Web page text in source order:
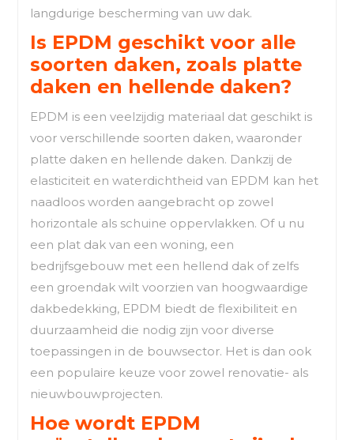
langdurige bescherming van uw dak.
Is EPDM geschikt voor alle
soorten daken, zoals platte
daken en hellende daken?
EPDM is een veelzijdig materiaal dat geschikt is
voor verschillende soorten daken, waaronder
platte daken en hellende daken. Dankzij de
elasticiteit en waterdichtheid van EPDM kan het
naadloos worden aangebracht op zowel
horizontale als schuine oppervlakken. Of u nu
een plat dak van een woning, een
bedrijfsgebouw met een hellend dak of zelfs
een groendak wilt voorzien van hoogwaardige
dakbedekking, EPDM biedt de flexibiliteit en
duurzaamheid die nodig zijn voor diverse
toepassingen in de bouwsector. Het is dan ook
een populaire keuze voor zowel renovatie- als
nieuwbouwprojecten.
Hoe wordt EPDM